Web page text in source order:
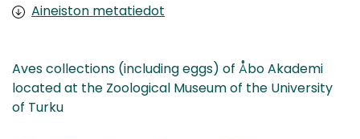
Aineiston metatiedot
Aves collections (including eggs) of Åbo Akademi
located at the Zoological Museum of the University
of Turku